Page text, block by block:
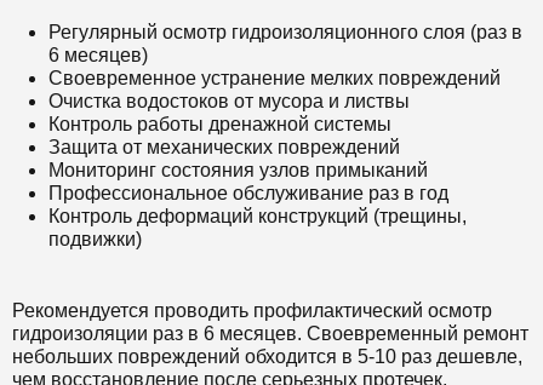
Регулярный осмотр гидроизоляционного слоя (раз в
6 месяцев)
Своевременное устранение мелких повреждений
Очистка водостоков от мусора и листвы
Контроль работы дренажной системы
Защита от механических повреждений
Мониторинг состояния узлов примыканий
Профессиональное обслуживание раз в год
Контроль деформаций конструкций (трещины,
подвижки)
Рекомендуется проводить профилактический осмотр
гидроизоляции раз в 6 месяцев. Своевременный ремонт
небольших повреждений обходится в 5-10 раз дешевле,
чем восстановление после серьезных протечек.